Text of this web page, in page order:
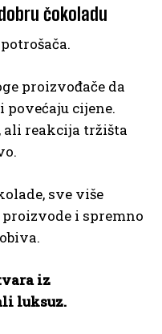
čokoladu
proizvođače da
cijene.
ali reakcija tržišta
sve više
i spremno
iz
luksuz.